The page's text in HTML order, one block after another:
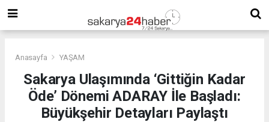
Anasayfa YAŞAM
Sakarya Ulaşımında ‘Gittiğin Kadar
Öde’ Dönemi ADARAY İle Başladı:
Büyükşehir Detayları Paylaştı